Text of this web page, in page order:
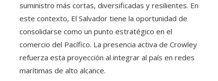
suministro más cortas, diversificadas y resilientes. En
este contexto, El Salvador tiene la oportunidad de
consolidarse como un punto estratégico en el
comercio del Pacífico. La presencia activa de Crowley
refuerza esta proyección al integrar al país en redes
marítimas de alto alcance.